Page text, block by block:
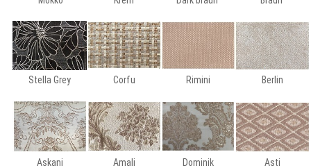
Stella Grey Corfu Rimini Berlin
Askani Amali Dominik Asti